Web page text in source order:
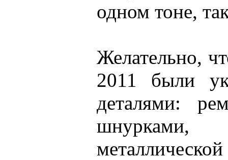
одном тоне,
Желательно,
2011 были
деталями: